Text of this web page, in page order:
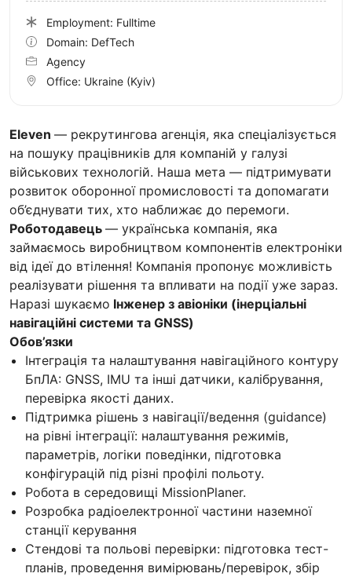
Eleven — рекрутингова агенція, яка спеціалізується
на пошуку працівників для компаній у галузі
військових технологій. Наша мета — підтримувати
розвиток оборонної промисловості та допомагати
об’єднувати тих, хто наближає до перемоги.
Роботодавець — українська компанія, яка
займаємось виробництвом компонентів електроніки
від ідеї до втілення! Компанія пропонує можливість
реалізувати рішення та впливати на події уже зараз.
Наразі шукаємо Інженер з авіоніки (інерціальні
навігаційні системи та GNSS)
Обов’язки
Інтеграція та налаштування навігаційного контуру
БпЛА: GNSS, IMU та інші датчики, калібрування,
перевірка якості даних.
Підтримка рішень з навігації/ведення (guidance)
на рівні інтеграції: налаштування режимів,
параметрів, логіки поведінки, підготовка
конфігурацій під різні профілі польоту.
Робота в середовищі MissionPlaner.
Розробка радіоелектронної частини наземної
станції керування
Стендові та польові перевірки: підготовка тест-
планів, проведення вимірювань/перевірок, збір
Employment: Fulltime
Domain: DefTech
Agency
Office: Ukraine (Kyiv)